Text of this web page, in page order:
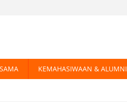
KEMAHASIWAAN & ALUMNI